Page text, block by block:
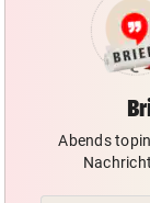
Abends